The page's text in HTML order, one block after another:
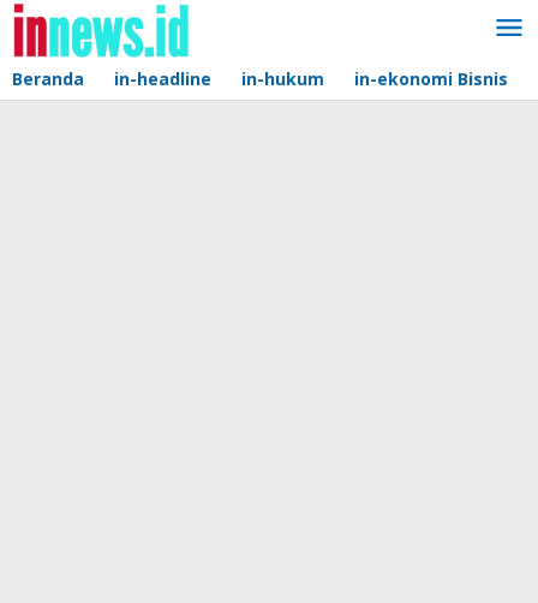
Lewati
konten
Beranda in-headline in-hukum in-ekonomi Bisnis